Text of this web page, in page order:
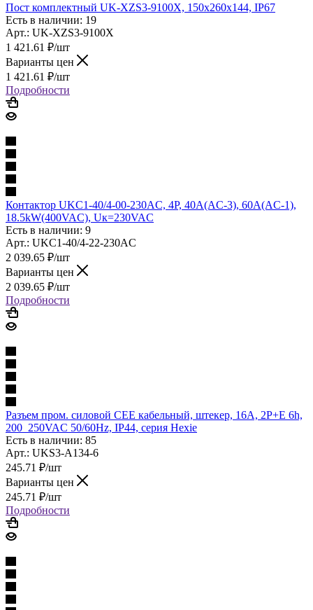
Пост комплектный UK-XZS3-9100X, 150x260x144, IP67
Есть в наличии: 19
Арт.: UK-XZS3-9100X
1 421.61 ₽/шт
Варианты цен
1 421.61 ₽/шт
Подробности
Контактор UKC1-40/4-00-230AC, 4P, 40A(AC-3), 60A(AC-1),
18.5kW(400VAC), Uк=230VAC
Есть в наличии: 9
Арт.: UKC1-40/4-22-230AC
2 039.65 ₽/шт
Варианты цен
2 039.65 ₽/шт
Подробности
Разъем пром. силовой CEE кабельный, штекер, 16A, 2P+E 6h,
200_250VAC 50/60Hz, IP44, серия Hexie
Есть в наличии: 85
Арт.: UKS3-A134-6
245.71 ₽/шт
Варианты цен
245.71 ₽/шт
Подробности